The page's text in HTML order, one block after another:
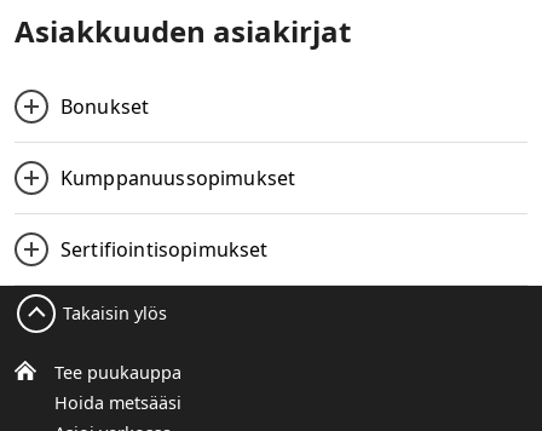
Asiakkuuden asiakirjat
Bonukset
Kumppanuussopimukset
Sertifiointisopimukset
Tee puukauppa
Hoida metsääsi
Takaisin ylös